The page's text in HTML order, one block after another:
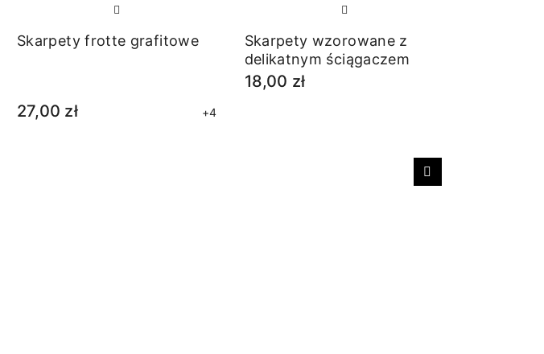
Skarpety frotte grafitowe
27,00 zł +4
Skarpety wzorowane z
delikatnym ściągaczem
18,00 zł
Następny